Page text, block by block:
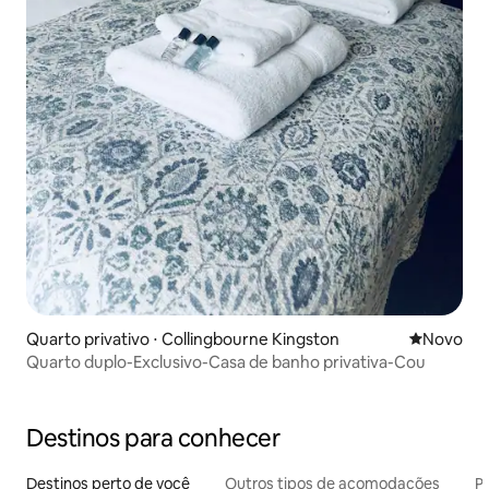
Quarto privativo ⋅ Collingbourne Kingston Novo
Novo
Quarto duplo-Exclusivo-Casa de banho privativa-Cou
Destinos para conhecer
Destinos perto de você Outros tipos de acomodações